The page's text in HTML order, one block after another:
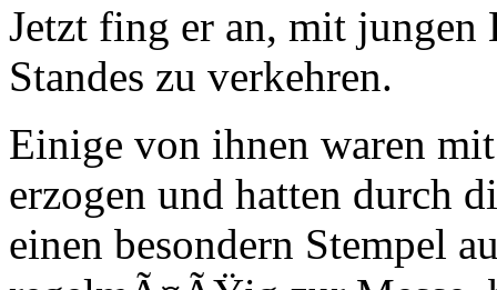
Jetzt fing er an, mit jungen
Standes zu verkehren.
Einige von ihnen waren
erzogen und hatten durch
einen besondern Stempel